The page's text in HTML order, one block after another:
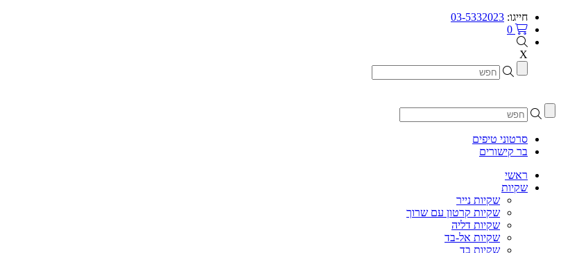
חייגו: 03-5332023
0
X
סרטוני טיפים
בר קישורים
ראשי
שקיות
שקיות נייר
שקיות קרטון עם שרוך
שקיות דליה
שקיות אל-בד
שקיות בד